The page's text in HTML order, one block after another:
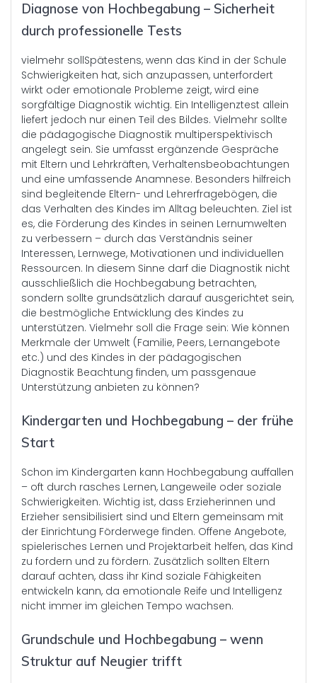
Diagnose von Hochbegabung – Sicherheit
durch professionelle Tests
vielmehr sollSpätestens, wenn das Kind in der Schule
Schwierigkeiten hat, sich anzupassen, unterfordert
wirkt oder emotionale Probleme zeigt, wird eine
sorgfältige Diagnostik wichtig. Ein Intelligenztest allein
liefert jedoch nur einen Teil des Bildes. Vielmehr sollte
die pädagogische Diagnostik multiperspektivisch
angelegt sein. Sie umfasst ergänzende Gespräche
mit Eltern und Lehrkräften, Verhaltensbeobachtungen
und eine umfassende Anamnese. Besonders hilfreich
sind begleitende Eltern- und Lehrerfragebögen, die
das Verhalten des Kindes im Alltag beleuchten. Ziel ist
es, die Förderung des Kindes in seinen Lernumwelten
zu verbessern – durch das Verständnis seiner
Interessen, Lernwege, Motivationen und individuellen
Ressourcen. In diesem Sinne darf die Diagnostik nicht
ausschließlich die Hochbegabung betrachten,
sondern sollte grundsätzlich darauf ausgerichtet sein,
die bestmögliche Entwicklung des Kindes zu
unterstützen. Vielmehr soll die Frage sein: Wie können
Merkmale der Umwelt (Familie, Peers, Lernangebote
etc.) und des Kindes in der pädagogischen
Diagnostik Beachtung finden, um passgenaue
Unterstützung anbieten zu können?
Kindergarten und Hochbegabung – der frühe
Start
Schon im Kindergarten kann Hochbegabung auffallen
– oft durch rasches Lernen, Langeweile oder soziale
Schwierigkeiten. Wichtig ist, dass Erzieherinnen und
Erzieher sensibilisiert sind und Eltern gemeinsam mit
der Einrichtung Förderwege finden. Offene Angebote,
spielerisches Lernen und Projektarbeit helfen, das Kind
zu fordern und zu fördern. Zusätzlich sollten Eltern
darauf achten, dass ihr Kind soziale Fähigkeiten
entwickeln kann, da emotionale Reife und Intelligenz
nicht immer im gleichen Tempo wachsen.
Grundschule und Hochbegabung – wenn
Struktur auf Neugier trifft